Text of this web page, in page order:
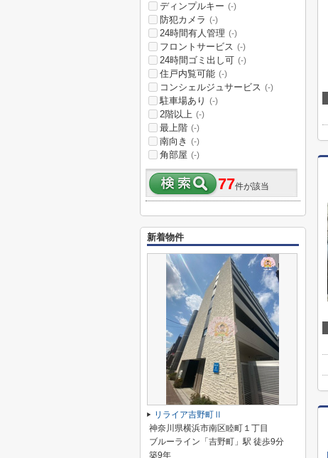
ディンプルキー (-)
防犯カメラ (-)
24時間有人管理 (-)
フロントサービス (-)
24時間ゴミ出し可 (-)
住戸内覧可能 (-)
コンシェルジュサービス (-)
駐車場あり (-)
2階以上 (-)
最上階 (-)
南向き (-)
角部屋 (-)
77件が該当
新着物件
リライア吉野町Ⅱ
神奈川県横浜市南区睦町１丁目
ブルーライン「吉野町」駅 徒歩9分
築9年